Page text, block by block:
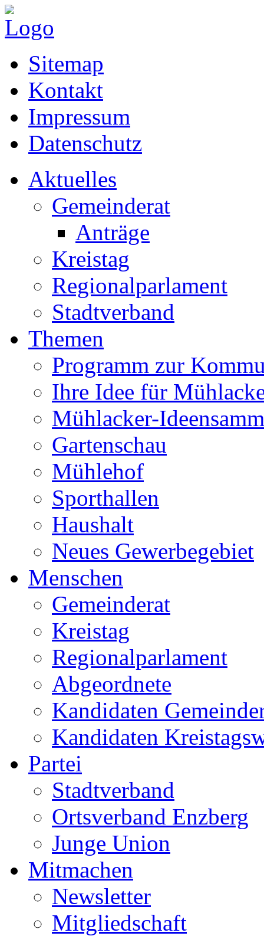
Sitemap
Kontakt
Impressum
Datenschutz
Aktuelles
Gemeinderat
Anträge
Kreistag
Regionalparlament
Stadtverband
Themen
Programm zur
Ihre Idee für
Mühlacker-
Gartenschau
Mühlehof
Sporthallen
Haushalt
Neues Gewerbegebiet
Menschen
Gemeinderat
Kreistag
Regionalparlament
Abgeordnete
Kandidaten
Kandidaten
Partei
Stadtverband
Ortsverband Enzberg
Junge Union
Mitmachen
Newsletter
Mitgliedschaft